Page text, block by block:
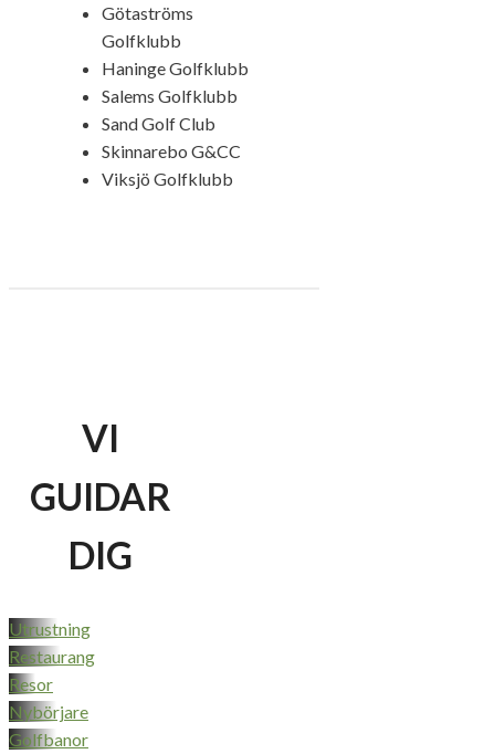
Götaströms
Golfklubb
Haninge Golfklubb
Salems Golfklubb
Sand Golf Club
Skinnarebo G&CC
Viksjö Golfklubb
VI
GUIDAR
DIG
Utrustning
Restaurang
Resor
Nybörjare
Golfbanor